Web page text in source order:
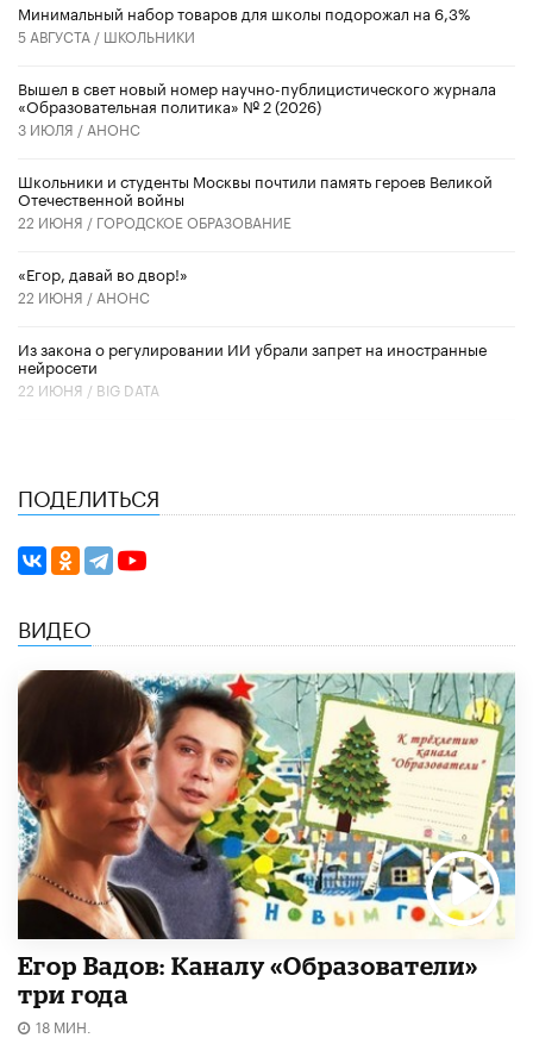
Минимальный набор товаров для школы подорожал на 6,3%
5 АВГУСТА / ШКОЛЬНИКИ
Вышел в свет новый номер научно-публицистического журнала
«Образовательная политика» № 2 (2026)
3 ИЮЛЯ / АНОНС
Школьники и студенты Москвы почтили память героев Великой
Отечественной войны
22 ИЮНЯ / ГОРОДСКОЕ ОБРАЗОВАНИЕ
«Егор, давай во двор!»
22 ИЮНЯ / АНОНС
Из закона о регулировании ИИ убрали запрет на иностранные
нейросети
22 ИЮНЯ / BIG DATA
ПОДЕЛИТЬСЯ
ВИДЕО
Егор Вадов: Каналу «Образователи»
три года
18 МИН.